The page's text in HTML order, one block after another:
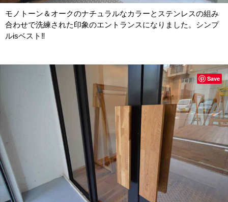
モノトーン＆オークのナチュラルなカラーとステンレスの組み
合わせで洗練された印象のエントランスになりました。シンプ
ルisベスト‼
Save